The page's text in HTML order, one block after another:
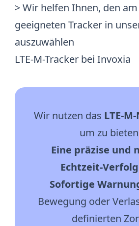
> Wir helfen Ihnen, den
geeigneten Tracker in
auszuwählen
LTE-M-Tracker bei Invoxia
Wir nutzen das LTE-
um zu
Eine präzise und
Echtzeit-
Sofortige
Bewegung oder
definierten